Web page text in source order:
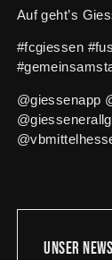
Auf geht’s
#fcgiessen
@giessenapp
Unser